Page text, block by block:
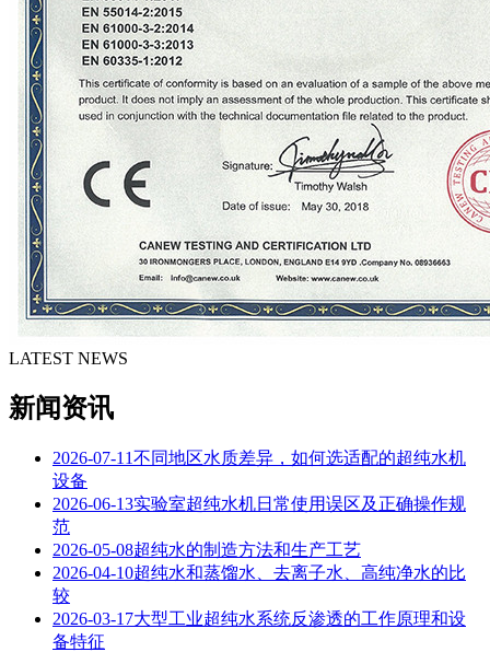
LATEST NEWS
新闻资讯
2026-07-11不同地区水质差异，如何选适配的超纯水机
设备
2026-06-13实验室超纯水机日常使用误区及正确操作规
范
2026-05-08超纯水的制造方法和生产工艺
2026-04-10超纯水和蒸馏水、去离子水、高纯净水的比
较
2026-03-17大型工业超纯水系统反渗透的工作原理和设
备特征